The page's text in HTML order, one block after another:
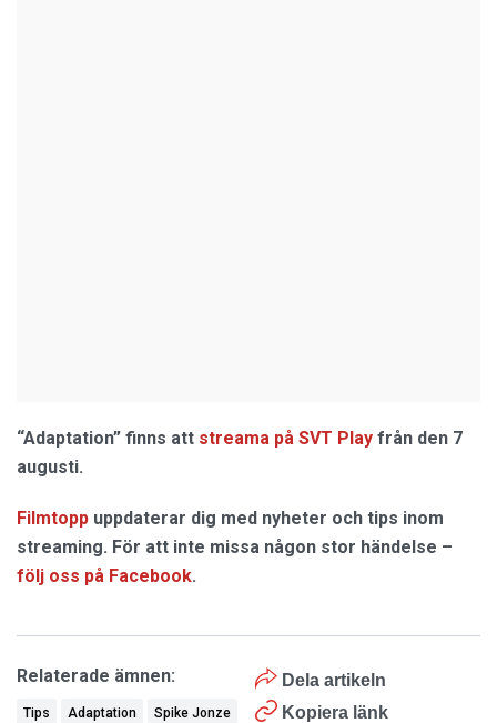
“Adaptation” finns att streama på SVT Play från den 7
augusti.
Filmtopp uppdaterar dig med nyheter och tips inom
streaming. För att inte missa någon stor händelse –
följ oss på Facebook.
Dela artikeln
Kopiera länk
Relaterade ämnen:
Tips Adaptation Spike Jonze